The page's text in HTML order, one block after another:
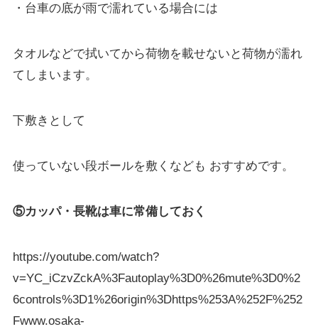
・台車の底が雨で濡れている場合には
タオルなどで拭いてから荷物を載せないと荷物が濡れ
てしまいます。
下敷きとして
使っていない段ボールを敷くなども おすすめです。
⑤カッパ・長靴は車に常備しておく
https://youtube.com/watch?
v=YC_iCzvZckA%3Fautoplay%3D0%26mute%3D0%2
6controls%3D1%26origin%3Dhttps%253A%252F%252
Fwww.osaka-